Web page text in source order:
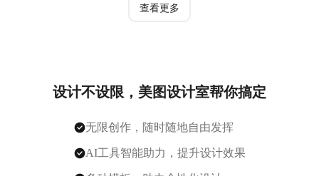
查看更多
设计不设限，美图设计室帮你搞定
无限创作，随时随地自由发挥
AI工具智能助力，提升设计效果